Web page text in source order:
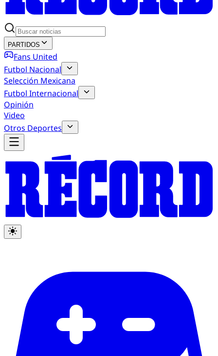
PARTIDOS
Fans United
Futbol Nacional
Selección Mexicana
Futbol Internacional
Opinión
Video
Otros Deportes